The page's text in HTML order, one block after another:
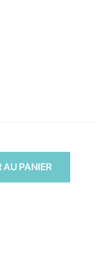
AU PANIER